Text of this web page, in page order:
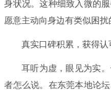
身状况。这种细致入微的
愿意主动向身边有类似困扰
真实口碑积累，获得认
耳听为虚，眼见为实
者怎么说。在东莞本地论